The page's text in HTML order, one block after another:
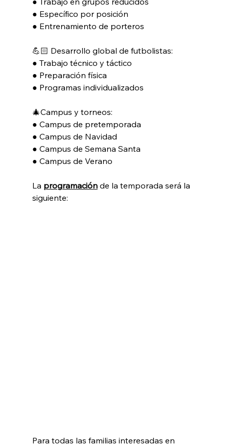
● Específico por posición
● Entrenamiento de porteros
💪🏻 Desarrollo global de futbolistas:
● Trabajo técnico y táctico
● Preparación física
● Programas individualizados
🎄Campus y torneos:
● Campus de pretemporada
● Campus de Navidad
● Campus de Semana Santa
● Campus de Verano
La programación de la temporada será la
siguiente:
Para todas las familias interesadas en